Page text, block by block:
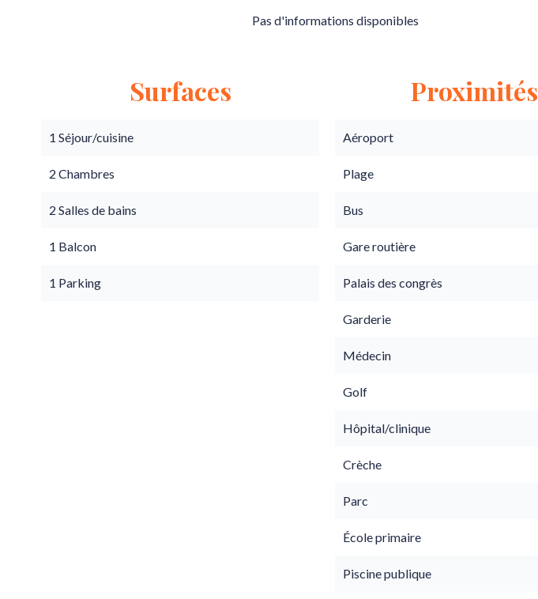
Pas d'informations disponibles
Surfaces
1 Séjour/cuisine
2 Chambres
2 Salles de bains
1 Balcon
1 Parking
Proximités
Aéroport
Plage
Bus
Gare routière
Palais des congrès
Garderie
Médecin
Golf
Hôpital/clinique
Crèche
Parc
École primaire
Piscine publique